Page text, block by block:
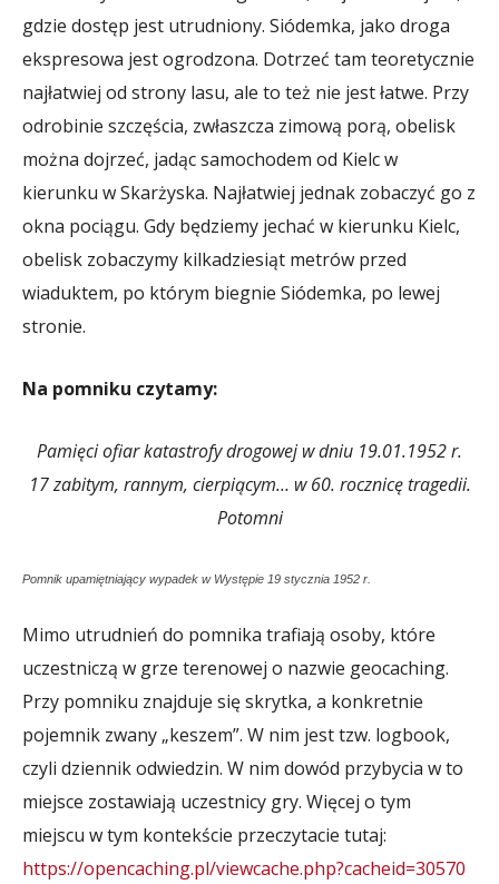
gdzie dostęp jest utrudniony. Siódemka, jako droga
ekspresowa jest ogrodzona. Dotrzeć tam teoretycznie
najłatwiej od strony lasu, ale to też nie jest łatwe. Przy
odrobinie szczęścia, zwłaszcza zimową porą, obelisk
można dojrzeć, jadąc samochodem od Kielc w
kierunku w Skarżyska. Najłatwiej jednak zobaczyć go z
okna pociągu. Gdy będziemy jechać w kierunku Kielc,
obelisk zobaczymy kilkadziesiąt metrów przed
wiaduktem, po którym biegnie Siódemka, po lewej
stronie.
Na pomniku czytamy:
Pamięci ofiar katastrofy drogowej w dniu 19.01.1952 r.
17 zabitym, rannym, cierpiącym… w 60. rocznicę tragedii.
Potomni
Pomnik upamiętniający wypadek w Występie 19 stycznia 1952 r.
Mimo utrudnień do pomnika trafiają osoby, które
uczestniczą w grze terenowej o nazwie geocaching.
Przy pomniku znajduje się skrytka, a konkretnie
pojemnik zwany „keszem”. W nim jest tzw. logbook,
czyli dziennik odwiedzin. W nim dowód przybycia w to
miejsce zostawiają uczestnicy gry. Więcej o tym
miejscu w tym kontekście przeczytacie tutaj:
https://opencaching.pl/viewcache.php?cacheid=30570